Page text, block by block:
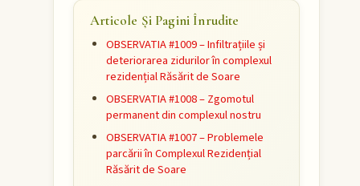
Articole Și Pagini Înrudite
OBSERVATIA #1009 – Infiltrațiile și
deteriorarea zidurilor în complexul
rezidențial Răsărit de Soare
OBSERVATIA #1008 – Zgomotul
permanent din complexul nostru
OBSERVATIA #1007 – Problemele
parcării în Complexul Rezidențial
Răsărit de Soare